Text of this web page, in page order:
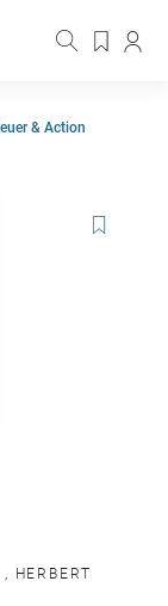
& Action
, HERBERT